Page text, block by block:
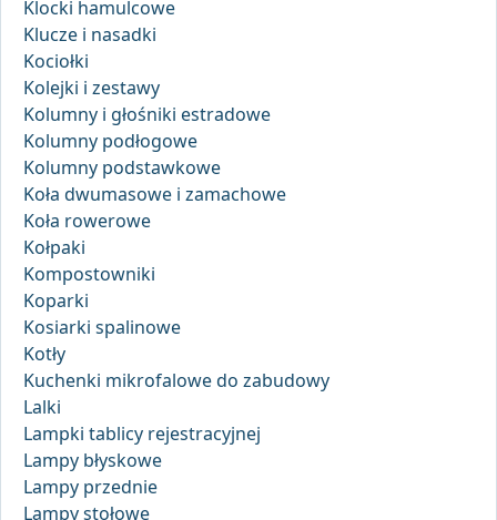
Klocki hamulcowe
Klucze i nasadki
Kociołki
Kolejki i zestawy
Kolumny i głośniki estradowe
Kolumny podłogowe
Kolumny podstawkowe
Koła dwumasowe i zamachowe
Koła rowerowe
Kołpaki
Kompostowniki
Koparki
Kosiarki spalinowe
Kotły
Kuchenki mikrofalowe do zabudowy
Lalki
Lampki tablicy rejestracyjnej
Lampy błyskowe
Lampy przednie
Lampy stołowe